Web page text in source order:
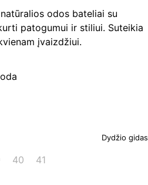
odos bateliai su
patogumui ir stiliui. Suteikia
įvaizdžiui.
Dydžio gidas
40 41